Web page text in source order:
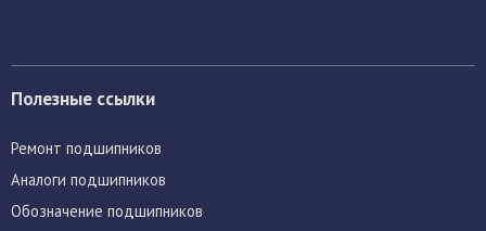
Полезные ссылки
Ремонт подшипников
Аналоги подшипников
Обозначение подшипников